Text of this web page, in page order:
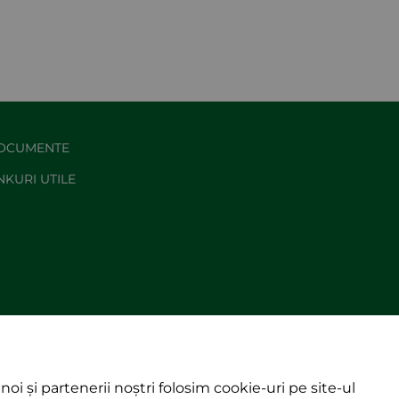
UTILE
și partenerii noștri folosim cookie-uri pe site-ul